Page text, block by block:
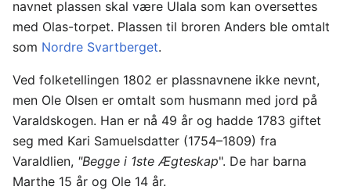
navnet plassen skal være Ulala som kan oversettes
med Olas-torpet. Plassen til broren Anders ble omtalt
som Nordre Svartberget.
Ved folketellingen 1802 er plassnavnene ikke nevnt,
men Ole Olsen er omtalt som husmann med jord på
Varaldskogen. Han er nå 49 år og hadde 1783 giftet
seg med Kari Samuelsdatter (1754–1809) fra
Varaldlien, "Begge i 1ste Ægteskap". De har barna
Marthe 15 år og Ole 14 år.